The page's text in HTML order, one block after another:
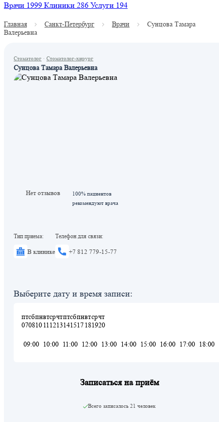
Врачи 1999 Клиники 286 Услуги 194
Главная Санкт-Петербург Врачи
Сунцова Тамара
Валерьевна
Стоматолог · Стоматолог-хирург
Сунцова Тамара Валерьевна
Нет отзывов
100% пациентов
рекомендуют врача
Тип приема:
В клинике
Телефон для связи:
+7 812 779-15-77
Выберите дату и время записи:
пт
07
сб
08
пн
10
вт
11
ср
12
чт
13
пт
14
сб
15
пн
17
вт
18
ср
19
чт
20
09:00 10:00 11:00 12:00 13:00 14:00 15:00 16:00 17:00 18:00
Записаться на приём
Всего записалось 21 человек